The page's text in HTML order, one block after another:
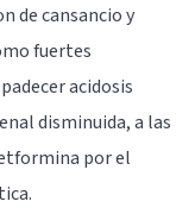
de cansancio y
fuertes
acidosis
disminuida, a las
por el